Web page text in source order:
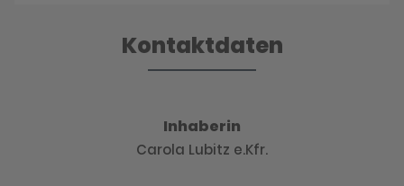
Kontaktdaten
Inhaberin
Carola Lubitz e.Kfr.